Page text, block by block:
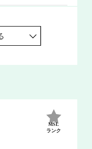
MSL
ランク